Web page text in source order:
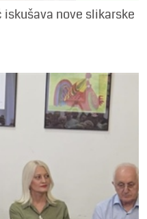
nove slikarske